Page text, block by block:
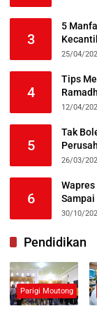
3
5
25/04/
4
Tips
12/04/
5
Tak
26/03/
6
Alquran
30/10/
Pendidikan
Parigi Moutong